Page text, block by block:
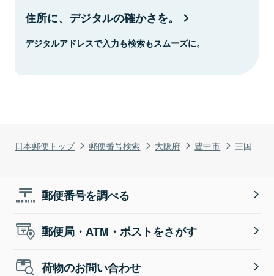
日本郵便トップ 郵便番号検索 大阪府 豊中市 三国
住所に、デジタルの確かさを。
デジタルアドレスで入力も検索もスムーズに。
郵便番号を調べる
郵便局・ATM・ポストをさがす
荷物のお問い合わせ